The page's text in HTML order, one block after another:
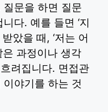
문을 하면 질문
다. 예를 들면 ‘지
았을 때, ‘저는 어
과정이나 생각
려집니다. 면접관
야기를 하는 것